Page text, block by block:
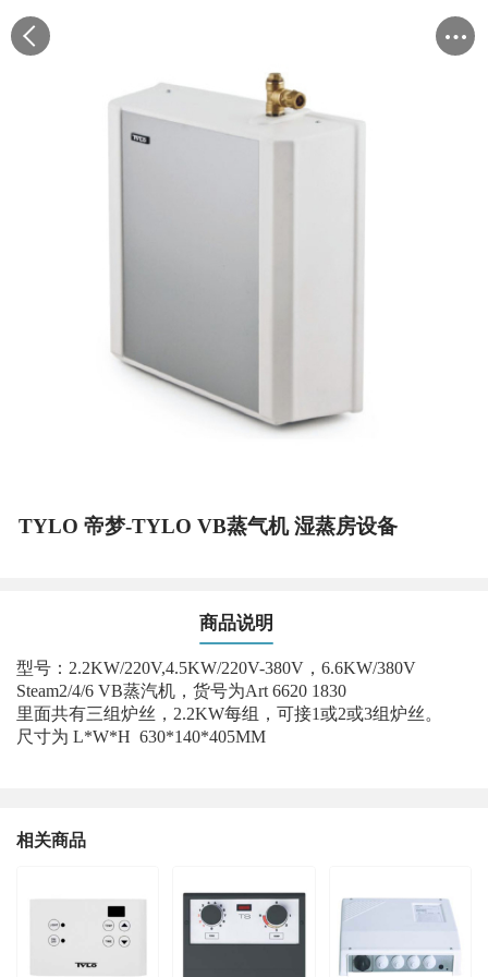
TYLO 帝梦-TYLO VB蒸气机 湿蒸房设备
商品说明
型号：2.2KW/220V,4.5KW/220V-380V，6.6KW/380V
Steam2/4/6 VB蒸汽机，货号为Art 6620 1830
里面共有三组炉丝，2.2KW每组，可接1或2或3组炉丝。
尺寸为 L*W*H 630*140*405MM
相关商品